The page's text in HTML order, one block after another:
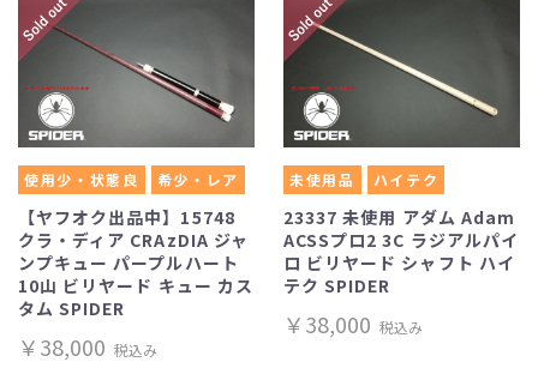
使用少・状態良 希少・レア
【ヤフオク出品中】15748
クラ・ディア CRAzDIA ジャ
ンプキュー パープルハート
10山 ビリヤード キュー カス
タム SPIDER
￥38,000 税込み
未使用品 ハイテク
23337 未使用 アダム Adam
ACSSプロ2 3C ラジアルパイ
ロ ビリヤード シャフト ハイ
テク SPIDER
￥38,000 税込み